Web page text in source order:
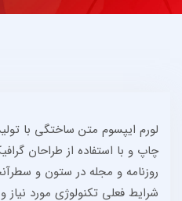
لورم ایپسوم متن ساختگی با
چاپ و با استفاده از طراحان
روزنامه و مجله در ستون و
شرایط فعلی تکنولوژی مورد